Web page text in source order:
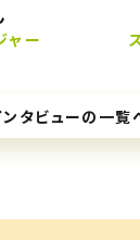
ャー
ンタビューの一覧